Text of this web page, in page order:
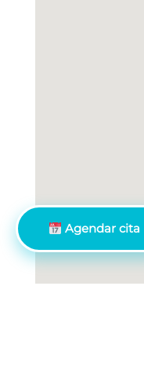
Agendar cita